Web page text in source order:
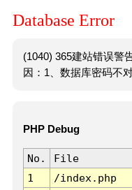
Database Error
(1040) 365建站错误警
因：1、数据库密码不
PHP Debug
No. File
1
/index.php